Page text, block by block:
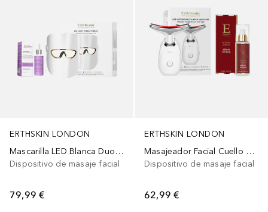
ERTHSKIN LONDON
Mascarilla LED Blanca Duo Niacinamida Ácido Hialurónico
Dispositivo de masaje facial
79,99 €
ERTHSKIN LONDON
Masajeador Facial Cuello Duo Retinol
Dispositivo de masaje facial
62,99 €